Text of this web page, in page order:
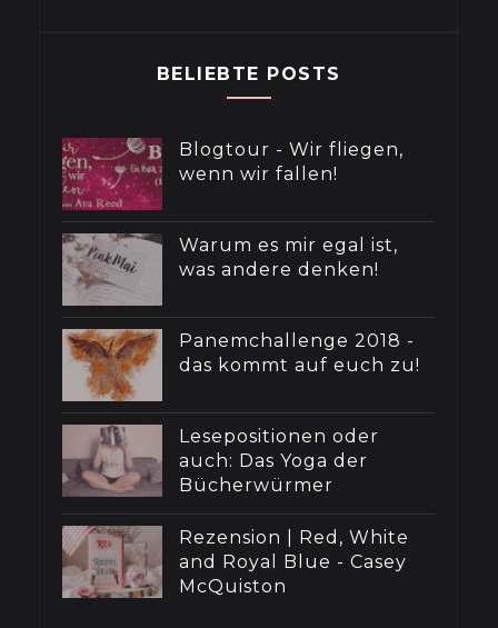
BELIEBTE POSTS
Blogtour - Wir fliegen,
wenn wir fallen!
Warum es mir egal ist,
was andere denken!
Panemchallenge 2018 -
das kommt auf euch zu!
Lesepositionen oder
auch: Das Yoga der
Bücherwürmer
Rezension | Red, White
and Royal Blue - Casey
McQuiston